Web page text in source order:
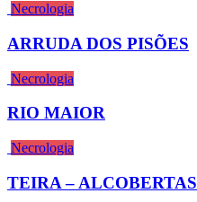
Necrologia
ARRUDA DOS PISÕES
Necrologia
RIO MAIOR
Necrologia
TEIRA – ALCOBERTAS